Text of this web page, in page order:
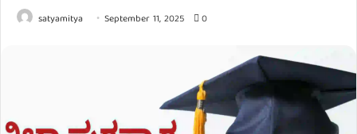
satyamitya September 11, 2025 0